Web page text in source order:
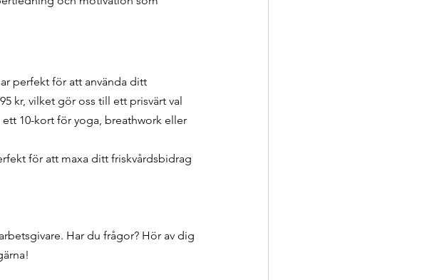
perfekt för att använda ditt
kr, vilket gör oss till ett prisvärt val
10-kort för yoga, breathwork eller
för att maxa ditt friskvårdsbidrag
Har du frågor? Hör av dig